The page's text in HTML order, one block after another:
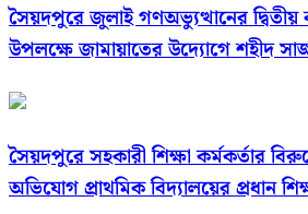
সৈয়দপুরে জুলাই গণঅভ্যুত্থানের দ্বিতীয়
উপলক্ষে জামায়াতের উদ্যোগে শহীদ
সৈয়দপুরে সহকারী শিক্ষা কর্মকর্তার
অভিযোগ প্রাথমিক বিদ্যালয়ের প্রধান